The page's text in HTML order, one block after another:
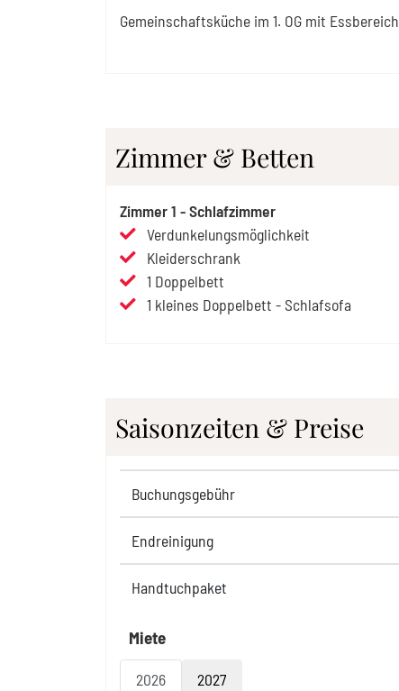
Gemeinschaftsküche im 1. OG mit Essbereich
Zimmer & Betten
Zimmer1 -Schlafzimmer
Verdunkelungsmöglichkeit
Kleiderschrank
1 Doppelbett
1 kleines Doppelbett - Schlafsofa
Saisonzeiten & Preise
Buchungsgebühr
Endreinigung
Handtuchpaket
Miete
2026 2027